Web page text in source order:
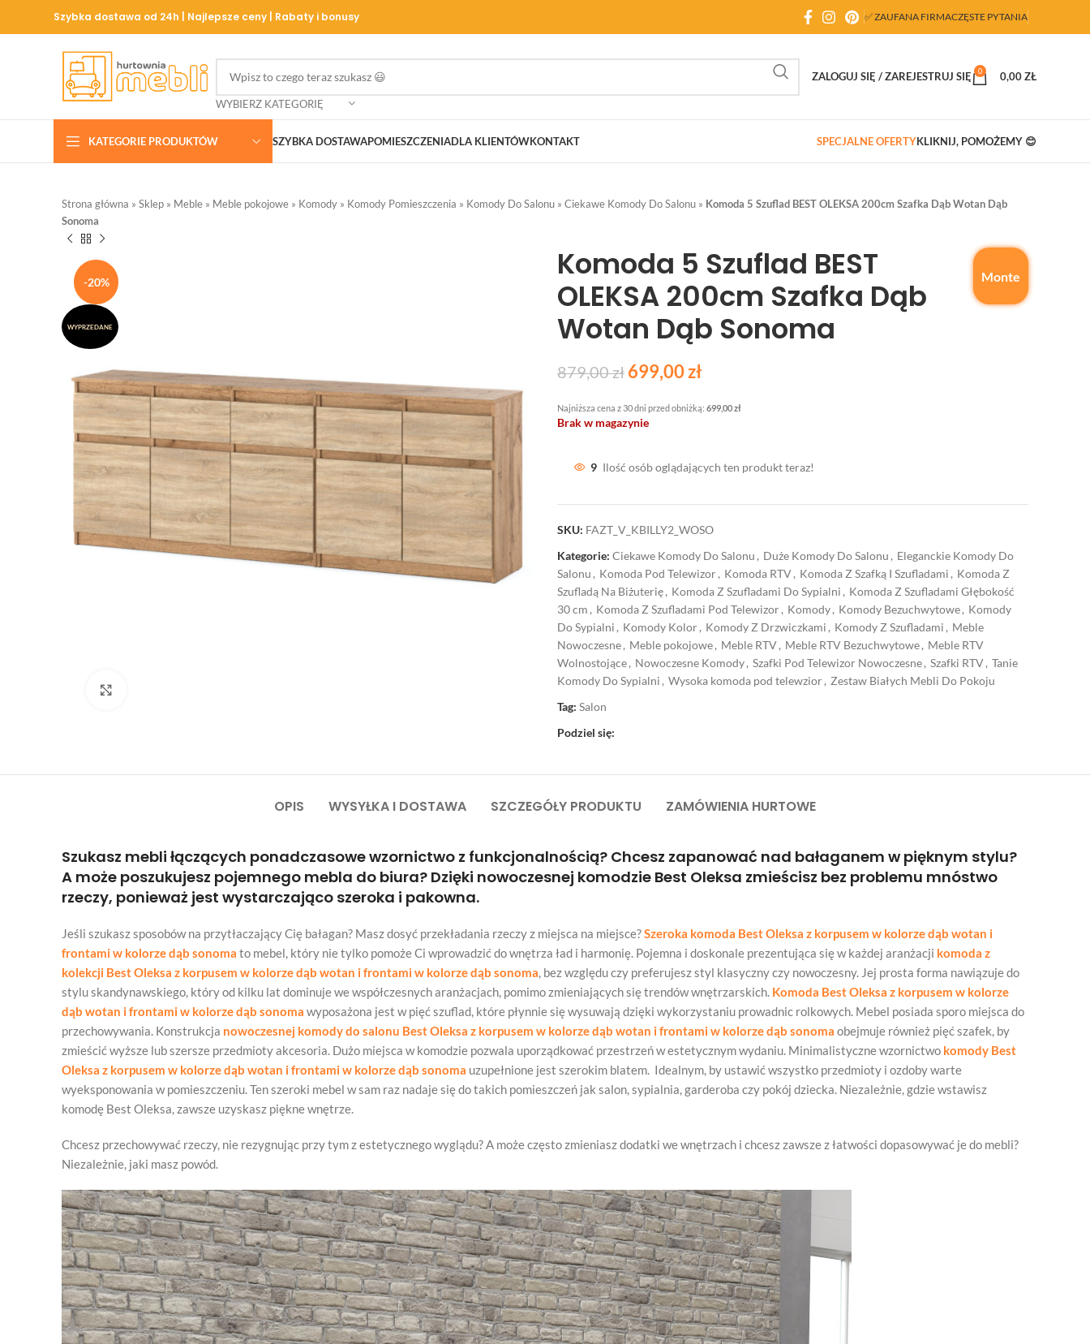
Szybka dostawa od 24h | Najlepsze ceny | Rabaty i bonusy ✅ ZAUFANA FIRMACZĘSTE PYTANIA
WYBIERZ KATEGORIĘ
ZALOGUJ SIĘ / ZAREJESTRUJ SIĘ 0 0,00ZŁ
KATEGORIE PRODUKTÓW SZYBKA DOSTAWAPOMIESZCZENIADLA KLIENTÓWKONTAKT SPECJALNE OFERTYKLIKNIJ, POMOŻEMY 😊
Strona główna » Sklep » Meble » Meble pokojowe » Komody » Komody Pomieszczenia » Komody Do Salonu » Ciekawe Komody Do Salonu » Komoda 5 Szuflad BEST OLEKSA 200cm Szafka Dąb Wotan Dąb
Sonoma
-20%
WYPRZEDANE
Monte
Komoda 5 Szuflad BEST
OLEKSA 200cm Szafka Dąb
Wotan Dąb Sonoma
879,00zł 699,00zł
Najniższa cena z 30 dni przed obniżką: 699,00zł
Brak w magazynie
9 Ilość osób oglądających ten produkt teraz!
SKU: FAZT_V_KBILLY2_WOSO
Kategorie: Ciekawe Komody Do Salonu , Duże Komody Do Salonu , Eleganckie Komody Do
Salonu , Komoda Pod Telewizor, Komoda RTV, Komoda Z Szafką I Szufladami , Komoda Z
Szufladą Na Biżuterię, Komoda Z Szufladami Do Sypialni , Komoda Z Szufladami Głębokość
30 cm , Komoda Z Szufladami Pod Telewizor, Komody, Komody Bezuchwytowe, Komody
Do Sypialni , Komody Kolor, Komody Z Drzwiczkami , Komody Z Szufladami , Meble
Nowoczesne, Meble pokojowe, Meble RTV, Meble RTV Bezuchwytowe, Meble RTV
Wolnostojące, Nowoczesne Komody, Szafki Pod Telewizor Nowoczesne, Szafki RTV, Tanie
Komody Do Sypialni , Wysoka komoda pod telewzior, Zestaw Białych Mebli Do Pokoju
Tag: Salon
Podziel się:
OPIS WYSYŁKA I DOSTAWA SZCZEGÓŁY PRODUKTU ZAMÓWIENIA HURTOWE
Szukasz mebli łączących ponadczasowe wzornictwo z funkcjonalnością? Chcesz zapanować nad bałaganem w pięknym stylu?
A może poszukujesz pojemnego mebla do biura? Dzięki nowoczesnej komodzie Best Oleksa zmieścisz bez problemu mnóstwo
rzeczy, ponieważ jest wystarczająco szeroka i pakowna.
Jeśli szukasz sposobów na przytłaczający Cię bałagan? Masz dosyć przekładania rzeczy z miejsca na miejsce?Szeroka komoda Best Oleksa z korpusem w kolorze dąb wotan i
frontami w kolorze dąb sonoma to mebel, który nie tylko pomoże Ci wprowadzić do wnętrza ład i harmonię. Pojemna i doskonale prezentująca się w każdej aranżacji komoda z
kolekcji Best Oleksa z korpusem w kolorze dąb wotan i frontami w kolorze dąb sonoma, bez względu czy preferujesz styl klasyczny czy nowoczesny. Jej prosta forma nawiązuje do
stylu skandynawskiego, który od kilku lat dominuje we współczesnych aranżacjach, pomimo zmieniających się trendów wnętrzarskich. Komoda Best Oleksa z korpusem w kolorze
dąb wotan i frontami w kolorze dąb sonoma wyposażona jest w pięć szuflad, które płynnie się wysuwają dzięki wykorzystaniu prowadnic rolkowych. Mebel posiada sporo miejsca do
przechowywania. Konstrukcja nowoczesnej komody do salonu Best Oleksa z korpusem w kolorze dąb wotan i frontami w kolorze dąb sonoma obejmuje również pięć szafek, by
zmieścić wyższe lub szersze przedmioty akcesoria. Dużo miejsca w komodzie pozwala uporządkować przestrzeń w estetycznym wydaniu. Minimalistyczne wzornictwo komody Best
Oleksa z korpusem w kolorze dąb wotan i frontami w kolorze dąb sonoma uzupełnione jest szerokim blatem. Idealnym, by ustawić wszystko przedmioty i ozdoby warte
wyeksponowania w pomieszczeniu. Ten szeroki mebel w sam raz nadaje się do takich pomieszczeń jak salon, sypialnia, garderoba czy pokój dziecka. Niezależnie, gdzie wstawisz
komodę Best Oleksa, zawsze uzyskasz piękne wnętrze.
Chcesz przechowywać rzeczy, nie rezygnując przy tym z estetycznego wyglądu? A może często zmieniasz dodatki we wnętrzach i chcesz zawsze z łatwości dopasowywać je do mebli?
Niezależnie, jaki masz powód.